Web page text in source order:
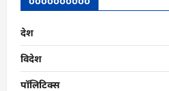
देश
विदेश
पॉलिटिक्स